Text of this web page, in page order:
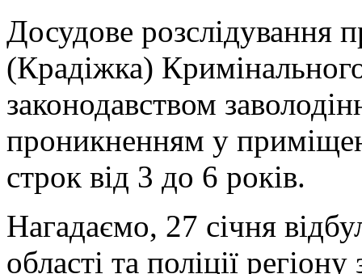
Досудове розслідування
(Крадіжка)
законодавством
проникненням у
строк від 3 до 6 років.
Нагадаємо, 27 січня
області та поліції